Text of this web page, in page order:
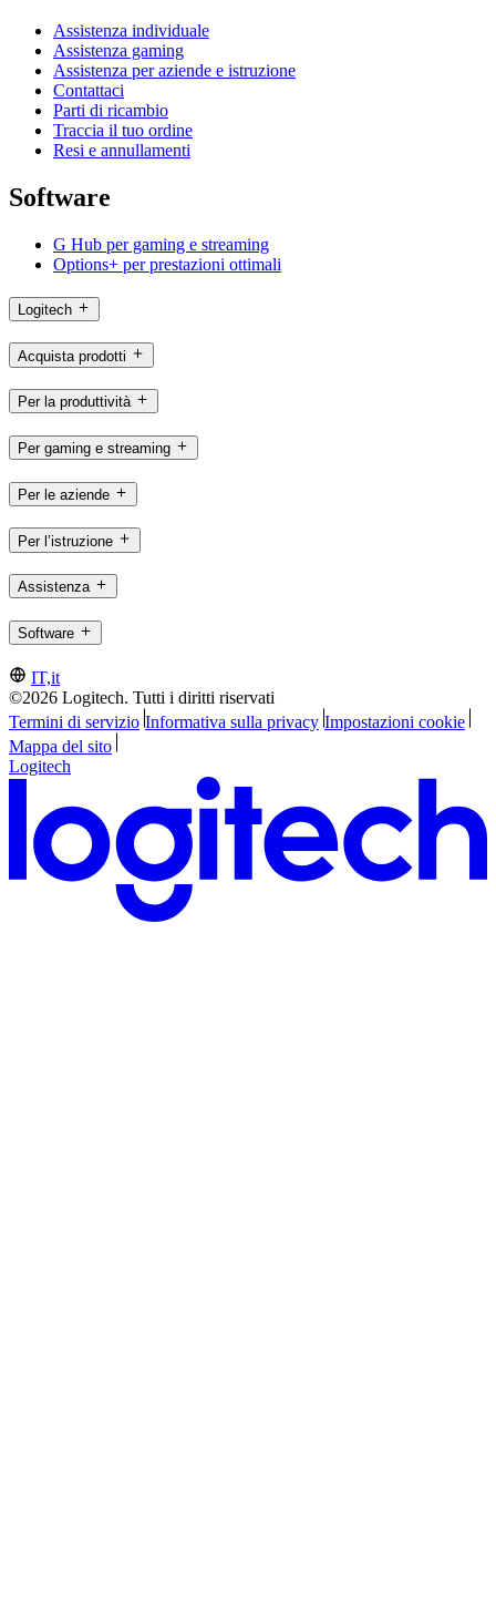
Assistenza individuale
Assistenza gaming
Assistenza per aziende e istruzione
Contattaci
Parti di ricambio
Traccia il tuo ordine
Resi e annullamenti
Software
G Hub per gaming e streaming
Options+ per prestazioni ottimali
Logitech
Acquista prodotti
Per la produttività
Per gaming e streaming
Per le aziende
Per l’istruzione
Assistenza
Software
IT,it
©2026 Logitech. Tutti i diritti riservati
Termini di servizio Informativa sulla privacy Impostazioni cookie
Mappa del sito
Logitech